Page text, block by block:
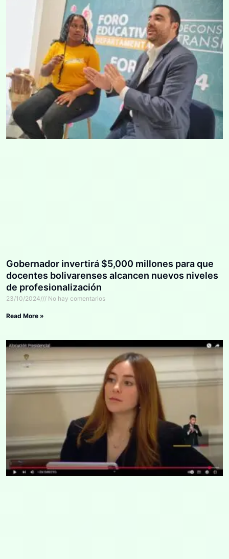
Gobernador invertirá $5,000 millones para que
docentes bolivarenses alcancen nuevos niveles
de profesionalización
23/10/2024 No hay comentarios
Read More »